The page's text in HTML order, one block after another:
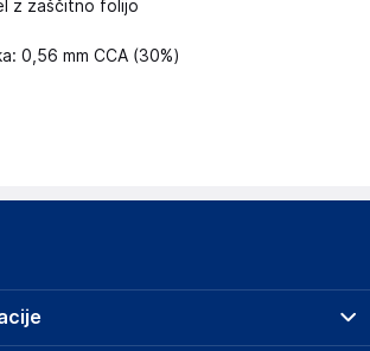
z zaščitno folijo
0,56 mm CCA (30%)